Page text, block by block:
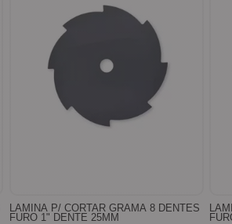
LAMINA P/ CORTAR GRAMA 8 DENTES
FURO 1" DENTE 25MM